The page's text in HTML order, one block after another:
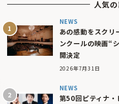
人気
NEWS
あの感動をスクリ
ンクールの映画“
開決定
2026年7月31日
NEWS
第50回ピティナ・